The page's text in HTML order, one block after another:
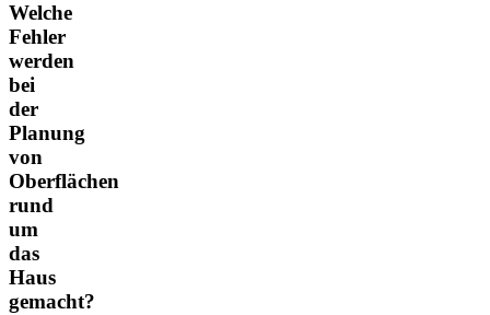
Welche
Fehler
werden
bei
der
Planung
von
Oberflächen
rund
um
das
Haus
gemacht?